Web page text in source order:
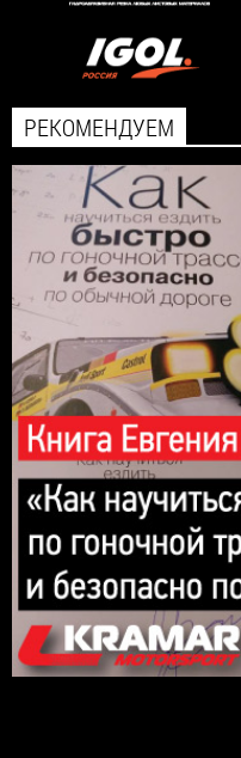
РЕКОМЕНДУЕМ